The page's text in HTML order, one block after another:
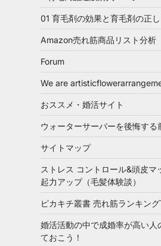
01 育毛剤の効果と育毛剤の正
Amazon売れ筋商品リスト分析
Forum
We are
おススメ・婚活サイト
ウォーターサーバーを後悔する
サイトマップ
ストレス コントロール&頭皮マ
起力アップ（毛髪体験談）
ピカキチ叢書 売れ筋ランキン
婚活活動の中で成婚率が高い
ておこう！